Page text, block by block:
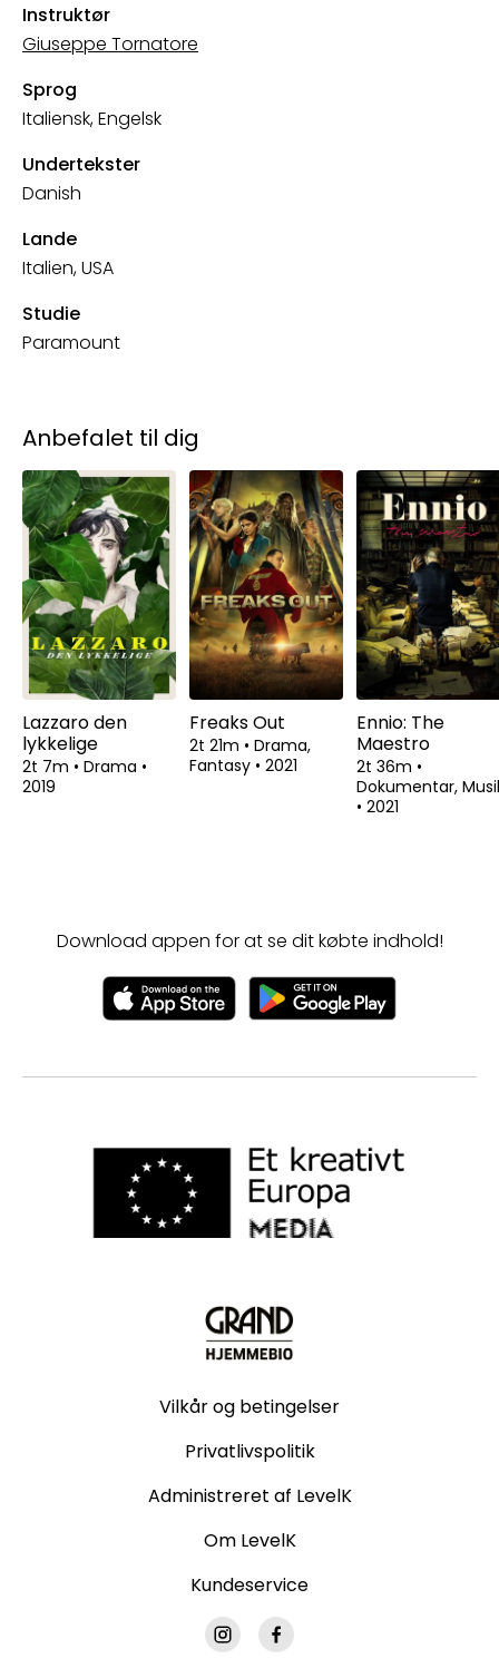
Instruktør
Giuseppe Tornatore
Sprog
Italiensk, Engelsk
Undertekster
Danish
Lande
Italien, USA
Studie
Paramount
Anbefalet til dig
Lazzaro den
lykkelige
2t 7m • Drama •
2019
Freaks Out
2t 21m • Drama,
Fantasy • 2021
Ennio: The
Maestro
2t 36m •
Dokumentar,
• 2021
Download appen for at se dit købte indhold!
Vilkår og betingelser
Privatlivspolitik
Administreret af LevelK
Om LevelK
Kundeservice